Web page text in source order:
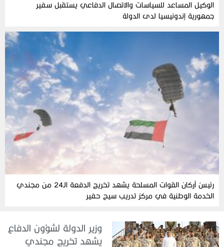
الوكيل المساعد للسياسات والاتصال الدفاعي يستقبل سفير
جمهورية إندونيسيا لدى الدولة
رئيسُ أركان القوات المسلحة يشهد تخريج الدفعة الـ24 من مجندي
الخدمة الوطنية في مركز تدريب سيح حفير
وزير الدولة لشؤون الدفاع
يشهد تخريج مجندي